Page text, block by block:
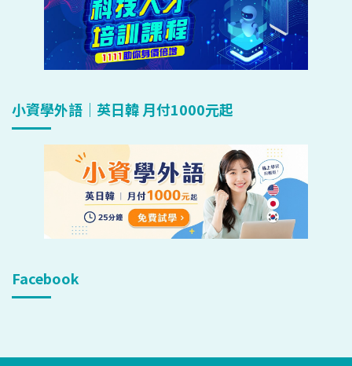
小資學外語｜英日韓 月付1000元起
Facebook